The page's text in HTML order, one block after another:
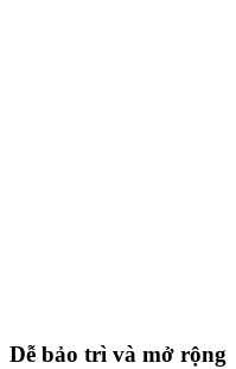
Dễ bảo trì và mở rộng